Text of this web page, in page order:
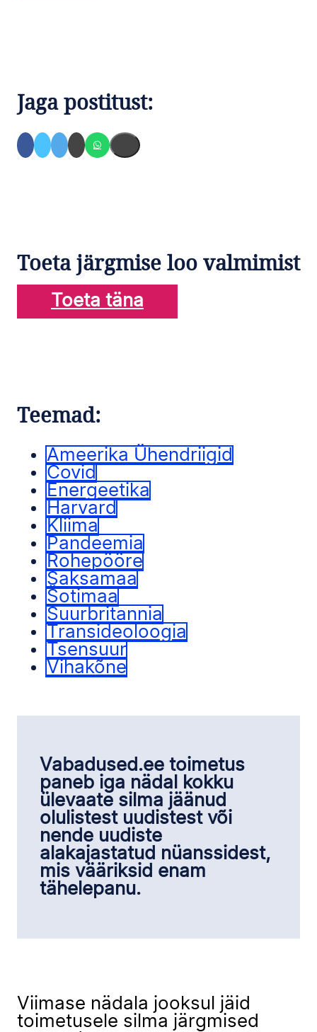
Jaga postitust:
Toeta järgmise loo valmimist
Toeta täna
Teemad:
Ameerika Ühendriigid
Covid
Energeetika
Harvard
Kliima
Pandeemia
Rohepööre
Saksamaa
Šotimaa
Suurbritannia
Transideoloogia
Tsensuur
Vihakõne
Vabadused.ee toimetus
paneb iga nädal kokku
ülevaate silma jäänud
olulistest uudistest või
nende uudiste
alakajastatud nüanssidest,
mis vääriksid enam
tähelepanu.
Viimase nädala jooksul jäid
toimetusele silma järgmised